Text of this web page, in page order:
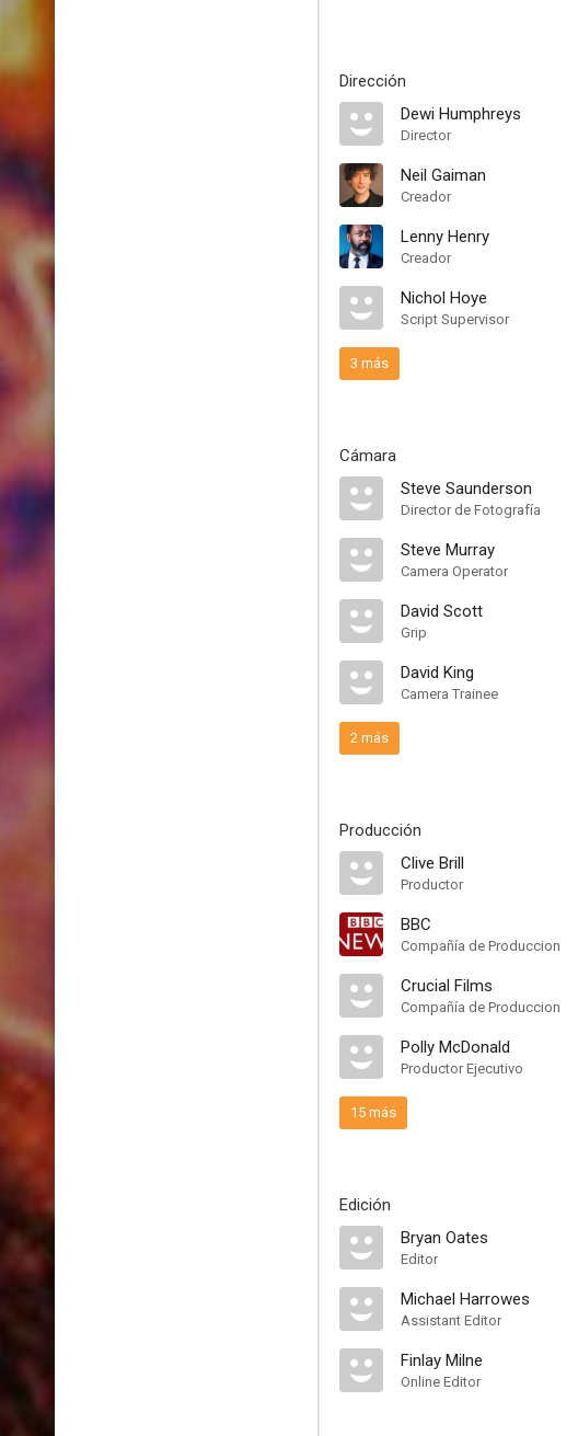
Dirección
Dewi Humphreys
Director
Neil Gaiman
Creador
Lenny Henry
Creador
Nichol Hoye
Script Supervisor
3 más
Cámara
Steve Saunderson
Director de Fotografía
Steve Murray
Camera Operator
David Scott
Grip
David King
Camera Trainee
2 más
Producción
Clive Brill
Productor
BBC
Compañía de Produccion
Crucial Films
Compañía de Produccion
Polly McDonald
Productor Ejecutivo
15 más
Edición
Bryan Oates
Editor
Michael Harrowes
Assistant Editor
Finlay Milne
Online Editor